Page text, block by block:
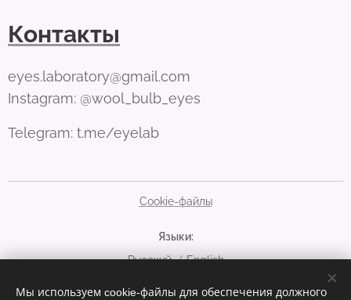
Контакты
eyes.laboratory@gmail.com
Instagram: @wool_bulb_eyes
Telegram: t.me/eyelab
Cookie-файлы
Языки
Русский
English
Валюта
Мы используем cookie-файлы для обеспечения должного